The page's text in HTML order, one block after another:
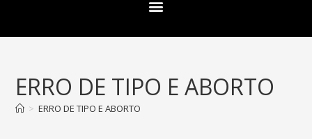
ERRO DE TIPO E ABORTO
> ERRO DE TIPO E ABORTO